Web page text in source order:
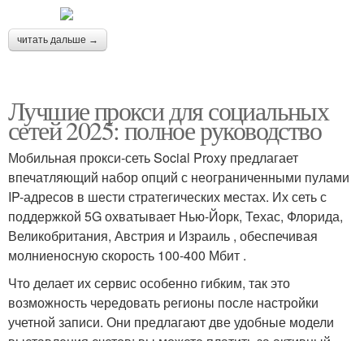
читать дальше →
Лучшие прокси для социальных
сетей 2025: полное руководство
Мобильная прокси-сеть Social Proxy предлагает
впечатляющий набор опций с неограниченными пулами
IP-адресов в шести стратегических местах. Их сеть с
поддержкой 5G охватывает Нью-Йорк, Техас, Флорида,
Великобритания, Австрия и Израиль , обеспечивая
молниеносную скорость 100-400 Мбит .
Что делает их сервис особенно гибким, так это
возможность чередовать регионы после настройки
учетной записи. Они предлагают две удобные модели